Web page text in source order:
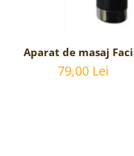
Aparat de masaj
Gun Impact Mini-KH
- Negru
79,00 Lei